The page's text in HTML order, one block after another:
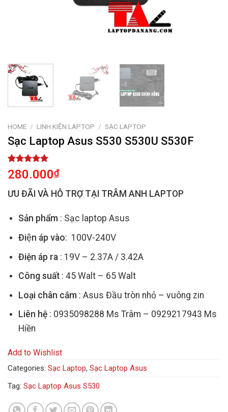
HOME / LINH KIỆN LAPTOP / SẠC LAPTOP
Sạc Laptop Asus S530 S530U S530F
Rated
5.00
out of 5
based on
2
customer
280.000₫
ƯU ĐÃI VÀ HỖ TRỢ TẠI TRÂM ANH LAPTOP
Sản phẩm : Sạc laptop Asus
Điện áp vào: 100V-240V
Điện áp ra: 19V – 2.37A / 3.42A
Công suất: 45 Walt – 65 Walt
Loại chân cắm : Asus Đầu tròn nhỏ – vuông zin
Liên hệ: 0935098288 Ms Trâm – 0929217943 Ms
Hiền
Add to Wishlist
Categories: Sạc Laptop, Sạc Laptop Asus
Tag: Sạc Laptop Asus S530